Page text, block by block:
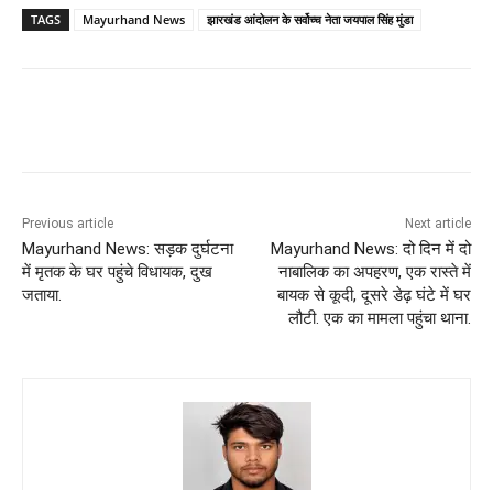
TAGS Mayurhand News झारखंड आंदोलन के सर्वोच्च नेता जयपाल सिंह मुंडा
Previous article
Mayurhand News: सड़क दुर्घटना
में मृतक के घर पहुंचे विधायक, दुख
जताया.
Next article
Mayurhand News: दो दिन में दो
नाबालिक का अपहरण, एक रास्ते में
बायक से कूदी, दूसरे डेढ़ घंटे में घर
लौटी. एक का मामला पहुंचा थाना.